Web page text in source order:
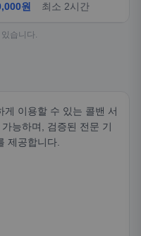
원 최소 2시간
습니다.
게 이용할 수 있는 콜밴 서
능하며, 검증된 전문 기
제공합니다.